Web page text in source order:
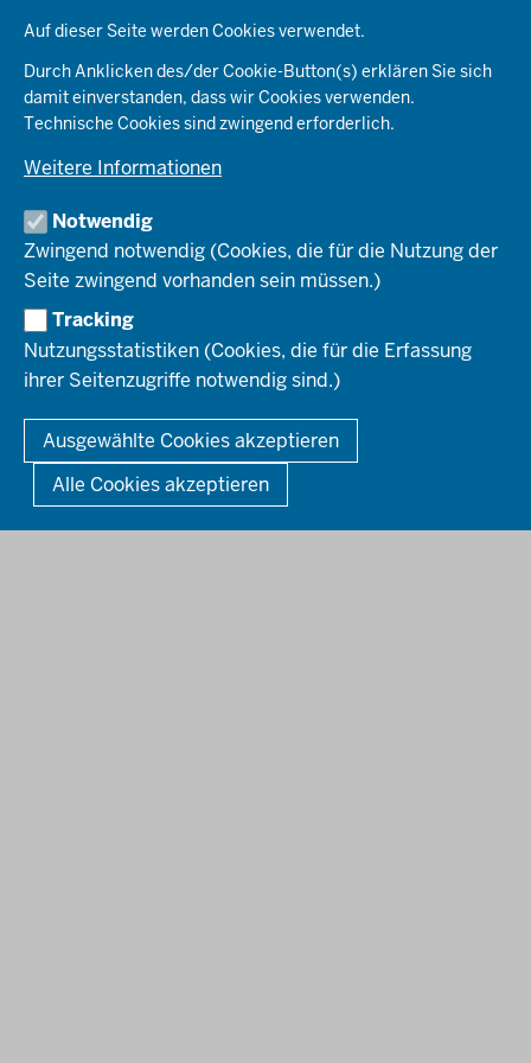
Auf dieser Seite werden Cookies verwendet.
Durch Anklicken des/der Cookie-Button(s) erklären Sie sich
damit einverstanden, dass wir Cookies verwenden.
Technische Cookies sind zwingend erforderlich.
Weitere Informationen
Notwendig
Zwingend notwendig (Cookies, die für die Nutzung der
Seite zwingend vorhanden sein müssen.)
Tracking
Nutzungsstatistiken (Cookies, die für die Erfassung
ihrer Seitenzugriffe notwendig sind.)
Ausgewählte Cookies akzeptieren
Alle Cookies akzeptieren
Kommunales & Wirtschaft
Planen & Bauen
Schule & Bildung
Umwelt & Natur
Aktenpläne
Organisationsstruktur
Behördenleitung
Die Bezirksregierung
Organisationsplan
Institutionen
Arbeitgeberprofil
Stellenangebote
Ausbildung
PRESSE
Pressefotos
Social-Media-Kanäle
REGIONALRAT DÜSSELDORF
SERVICES
Bekanntmachungen
Förderprogramme
Kontakt
Mediathek
So finden Sie uns
Anerkennung von Bildungsnachweisen
Offenlagen
HOTLINE
© 2026 Bezirksregierung Düsseldorf
Fußzeile
DATENSCHUTZ BARRIEREFREIHEIT
IMPRESSUM
KONTAKT